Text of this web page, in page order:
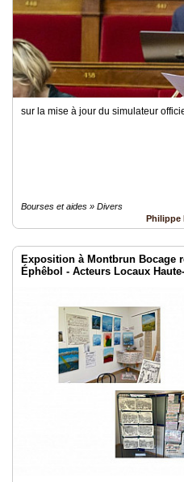
sur la mise à jour du simulateur
Bourses et aides » Divers
Philippe
Exposition à Montbrun Bocage
Éphêbol - Acteurs Locaux